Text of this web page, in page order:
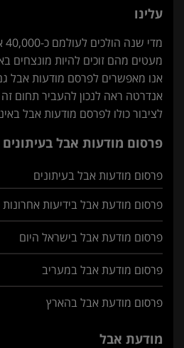
עלינו
מעטים מהם זוכים להיות מונצחים
אנו מאפשרים לפרסם מודעות אבל
אנדרטה ראה לנכון להעביר תחום
לציבור כולו לפרסם מודעות אבל
פרסום מודעות אבל בעיתונים
פרסום מודעות אבל בעיתונים
פרסום מודעת אבל בידיעות אחרונות
פרסום מודעת אבל בישראל היום
פרסום מודעת אבל במעריב
פרסום מודעת אבל בהארץ
מודעת אבל